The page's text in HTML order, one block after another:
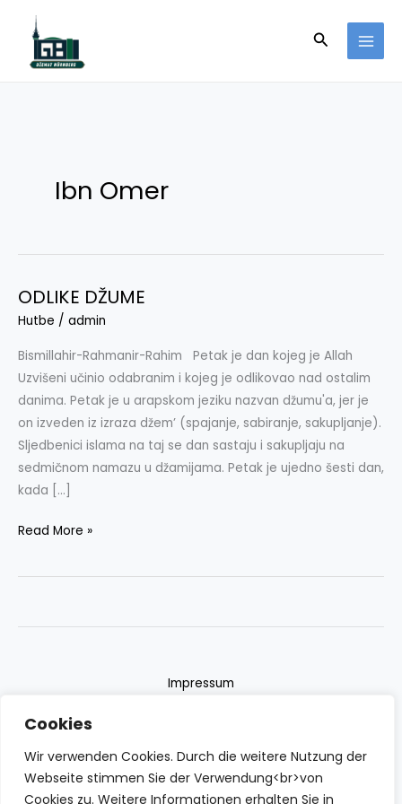
Cookies
Wir verwenden Cookies. Durch die weitere Nutzung der
Webseite stimmen Sie der Verwendung<br>von
Cookies zu. Weitere Informationen erhalten Sie in
content
Search
Ibn Omer
ODLIKE DŽUME
Hutbe / admin
Bismillahir-Rahmanir-Rahim Petak je dan kojeg je Allah
Uzvišeni učinio odabranim i kojeg je odlikovao nad ostalim
danima. Petak je u arapskom jeziku nazvan džumu'a, jer je
on izveden iz izraza džem’ (spajanje, sabiranje, sakupljanje).
Sljedbenici islama na taj se dan sastaju i sakupljaju na
sedmičnom namazu u džamijama. Petak je ujedno šesti dan,
kada […]
ODLIKE
DŽUME
Read More »
Impressum